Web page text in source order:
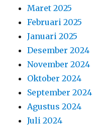
Maret 2025
Februari 2025
Januari 2025
Desember 2024
November 2024
Oktober 2024
September 2024
Agustus 2024
Juli 2024